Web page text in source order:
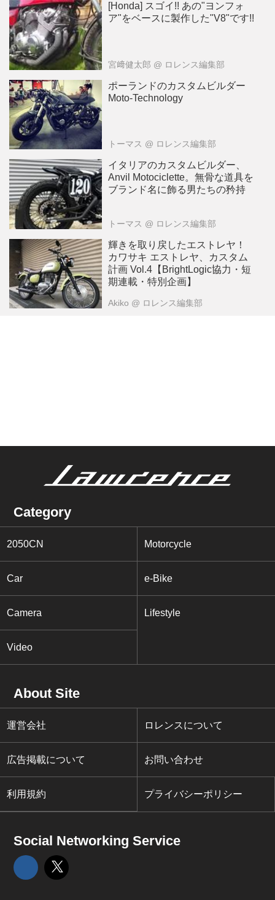
[Honda] スゴイ!! あの"ヨンフォ
ア"をベースに製作した"V8"です!!
宮﨑健太郎 @ ロレンス編集部
ポーランドのカスタムビルダー
Moto-Technology
トーマス @ ロレンス編集部
イタリアのカスタムビルダー、
Anvil Motociclette。無骨な道具を
ブランド名に飾る男たちの矜持
トーマス @ ロレンス編集部
輝きを取り戻したエストレヤ！
カワサキ エストレヤ、カスタム
計画 Vol.4【BrightLogic協力・短
期連載・特別企画】
Akiko @ ロレンス編集部
Category
2050CN Motorcycle
Car e-Bike
Camera Lifestyle
Video
About Site
運営会社 ロレンスについて
広告掲載について お問い合わせ
利用規約 プライバシーポリシー
Social Networking Service